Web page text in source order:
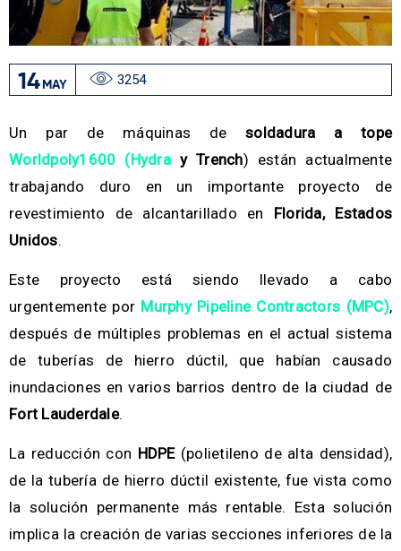
14 MAY 3254
Un par de máquinas de soldadura a tope
Worldpoly1600 (Hydray Trench) están actualmente
trabajando duro en un importante proyecto de
revestimiento de alcantarillado en Florida, Estados
Unidos.
Este proyecto está siendo llevado a cabo
urgentemente por Murphy Pipeline Contractors (MPC),
después de múltiples problemas en el actual sistema
de tuberías de hierro dúctil, que habían causado
inundaciones en varios barrios dentro de la ciudad de
Fort Lauderdale.
La reducción con HDPE(polietileno de alta densidad),
de la tubería de hierro dúctil existente, fue vista como
la solución permanente más rentable. Esta solución
implica la creación de varias secciones inferiores de la